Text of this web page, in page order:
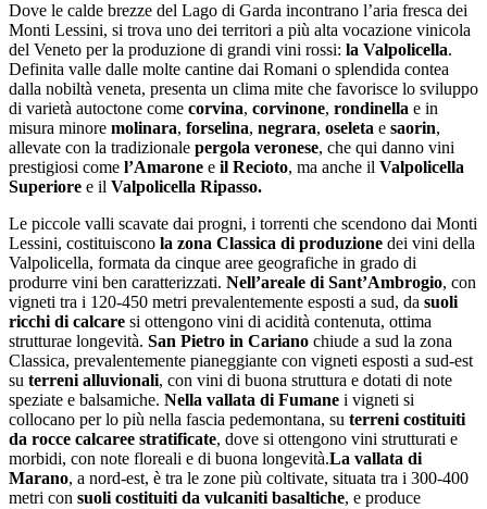
Dove le calde brezze del Lago di Garda incontrano l’aria fresca dei
Monti Lessini, si trova uno dei territori a più alta vocazione vinicola
del Veneto per la produzione di grandi vini rossi: la Valpolicella.
Definita valle dalle molte cantine dai Romani o splendida contea
dalla nobiltà veneta, presenta un clima mite che favorisce lo sviluppo
di varietà autoctone come corvina, corvinone, rondinella e in
misura minore molinara, forselina, negrara, oseleta e saorin,
allevate con la tradizionale pergola veronese, che qui danno vini
prestigiosi come l’Amarone e il Recioto, ma anche il Valpolicella
Superiore e il Valpolicella Ripasso.
Le piccole valli scavate dai progni, i torrenti che scendono dai Monti
Lessini, costituiscono la zona Classica di produzione dei vini della
Valpolicella, formata da cinque aree geografiche in grado di
produrre vini ben caratterizzati. Nell’areale di Sant’Ambrogio, con
vigneti tra i 120-450 metri prevalentemente esposti a sud, da suoli
ricchi di calcare si ottengono vini di acidità contenuta, ottima
strutturae longevità. San Pietro in Cariano chiude a sud la zona
Classica, prevalentemente pianeggiante con vigneti esposti a sud-est
su terreni alluvionali, con vini di buona struttura e dotati di note
speziate e balsamiche. Nella vallata di Fumane i vigneti si
collocano per lo più nella fascia pedemontana, su terreni costituiti
da rocce calcaree stratificate, dove si ottengono vini strutturati e
morbidi, con note floreali e di buona longevità.La vallata di
Marano, a nord-est, è tra le zone più coltivate, situata tra i 300-400
metri con suoli costituiti da vulcaniti basaltiche, e produce